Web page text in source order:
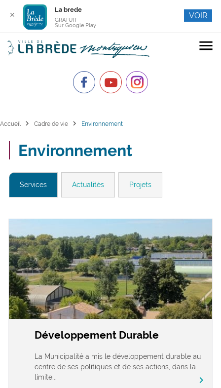
menu
Accueil chevron_right Cadre de vie chevron_right Environnement
Environnement
Services Actualités Projets
Développement Durable
La Municipalité a mis le développement durable au
centre de ses politiques et de ses actions, dans la
limite...
chevron_right
✕
La brede
GRATUIT
Sur Google Play
VOIR